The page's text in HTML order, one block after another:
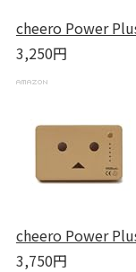
cheero Power
3,250円
cheero Power
3,750円